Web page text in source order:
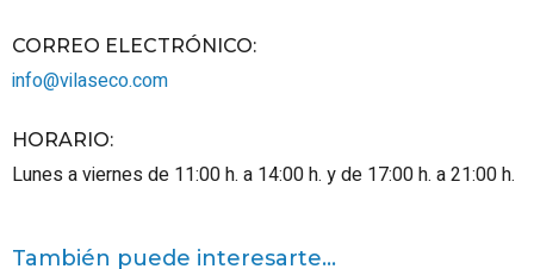
CORREO ELECTRÓNICO:
info@vilaseco.com
HORARIO:
Lunes a viernes de 11:00 h. a 14:00 h. y de 17:00 h. a 21:00 h.
También puede interesarte...